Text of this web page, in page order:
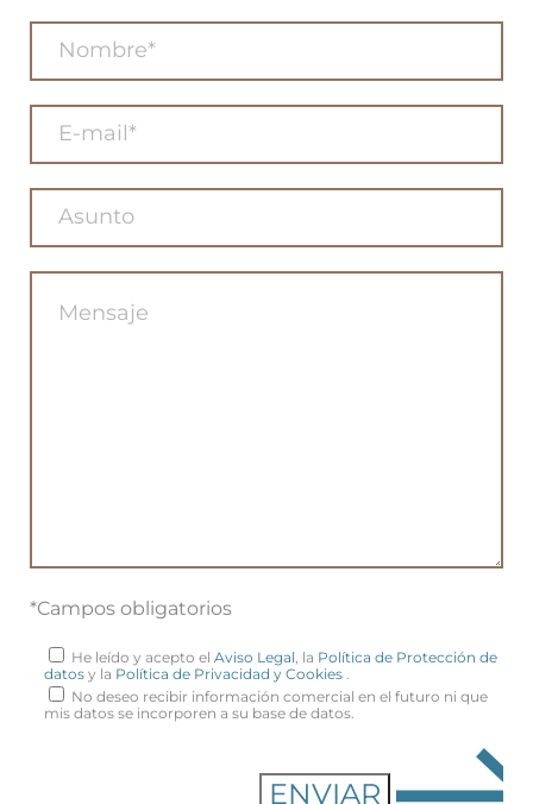
*Campos obligatorios
He leído y acepto el Aviso Legal, la Política de Protección de
datos y la Política de Privacidad y Cookies .
No deseo recibir información comercial en el futuro ni que
mis datos se incorporen a su base de datos.